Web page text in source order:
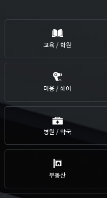
교육 / 학원
미용 / 헤어
병원 / 약국
부동산